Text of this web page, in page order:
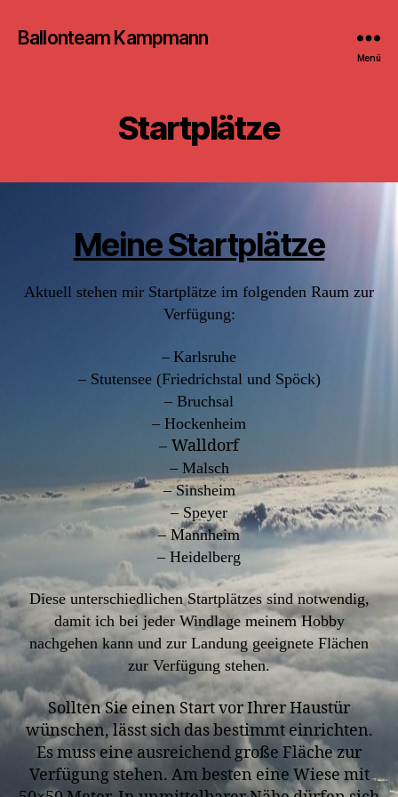
Ballonteam Kampmann
Menü
Startplätze
Meine Startplätze
Aktuell stehen mir Startplätze im folgenden Raum zur
Verfügung:
– Karlsruhe
– Stutensee (Friedrichstal und Spöck)
– Bruchsal
– Hockenheim
– Walldorf
– Malsch
– Sinsheim
– Speyer
–Mannheim
– Heidelberg
Diese unterschiedlichen Startplätzes sind notwendig,
damit ich bei jeder Windlage meinem Hobby
nachgehen kann und zur Landung geeignete Flächen
zur Verfügung stehen.
Sollten Sie einen Start vor Ihrer Haustür
wünschen, lässt sich das bestimmt einrichten.
Es muss eine ausreichend große Fläche zur
Verfügung stehen. Am besten eine Wiese mit